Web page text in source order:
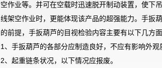
空作业等。并可在空载时迅速脱开制动装置，使下
线架空作业时，更能体现该产品的超强能力。手扳
的前提，手扳葫芦的目视检验内容主要有以下几方面
1、手扳葫芦的各部分应制造良好，不应有影响外观
2、起重链条状况，以下情况应报废。